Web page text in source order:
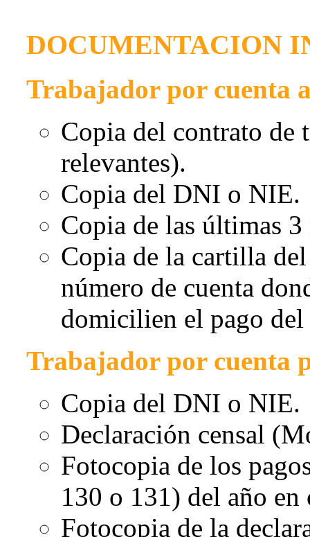
DOCUMENTACION
Trabajador por cuenta
Copia del contrato de
relevantes).
Copia del DNI o NIE.
Copia de las últimas
Copia de la cartilla
número de cuenta
domicilien el pago
Trabajador por cuenta
Copia del DNI o NIE.
Declaración censal
Fotocopia de los
130 o 131) del año en
Fotocopia de la